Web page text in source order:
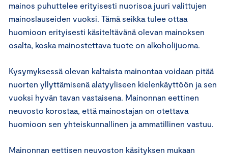
mainos puhuttelee erityisesti nuorisoa juuri valittujen
mainoslauseiden vuoksi. Tämä seikka tulee ottaa
huomioon erityisesti käsiteltävänä olevan mainoksen
osalta, koska mainostettava tuote on alkoholijuoma.
Kysymyksessä olevan kaltaista mainontaa voidaan pitää
nuorten yllyttämisenä alatyyliseen kielenkäyttöön ja sen
vuoksi hyvän tavan vastaisena. Mainonnan eettinen
neuvosto korostaa, että mainostajan on otettava
huomioon sen yhteiskunnallinen ja ammatillinen vastuu.
Mainonnan eettisen neuvoston käsityksen mukaan